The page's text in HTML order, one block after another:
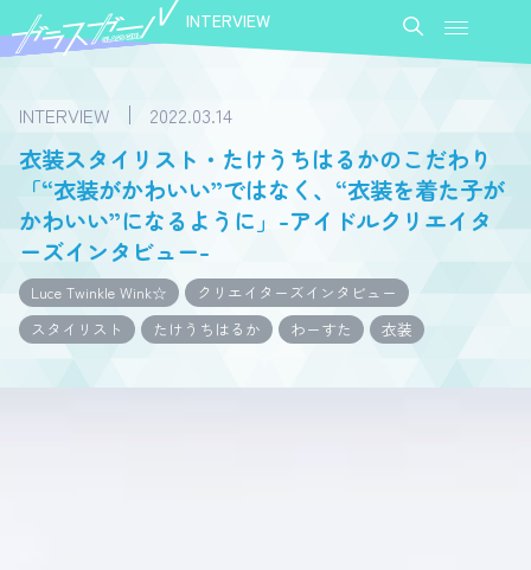
INTERVIEW
INTERVIEW 2022.03.14
衣装スタイリスト・たけうちはるかのこだわり
「“衣装がかわいい”ではなく、“衣装を着た子が
かわいい”になるように」-アイドルクリエイタ
ーズインタビュー-
Luce Twinkle Wink☆
クリエイターズインタビュー
スタイリスト
たけうちはるか わーすた 衣装